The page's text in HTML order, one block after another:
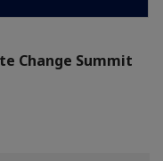
Change Summit